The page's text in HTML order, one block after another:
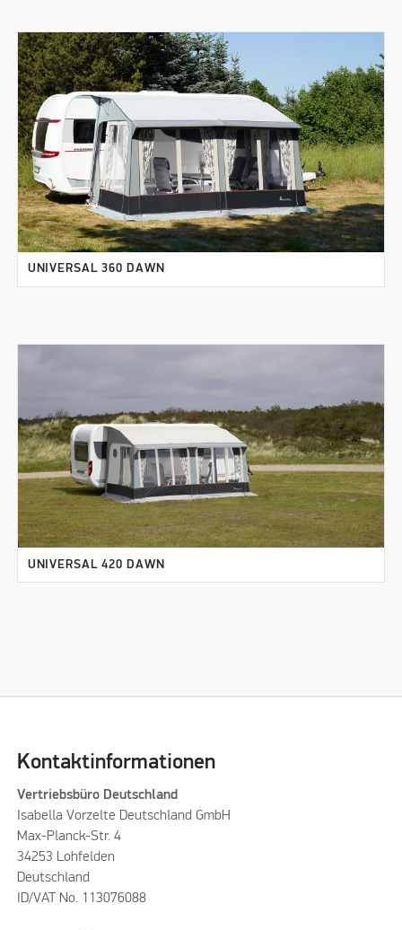
UNIVERSAL 360 DAWN
UNIVERSAL 420 DAWN
Kontaktinformationen
Vertriebsbüro Deutschland
Isabella Vorzelte Deutschland GmbH
Max-Planck-Str. 4
34253 Lohfelden
Deutschland
ID/VAT No. 113076088